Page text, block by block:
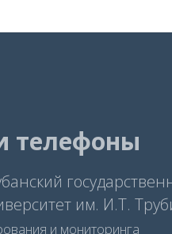
телефоны
им. И.Т.
и мониторинга